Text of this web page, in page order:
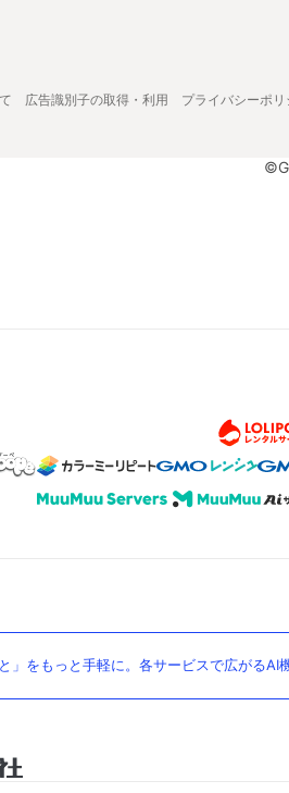
広告識別子の取得・利用 プライバシーポリ
」をもっと手軽に。各サービスで広がるAI